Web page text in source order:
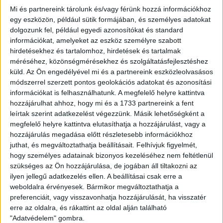
Mi és partnereink tárolunk és/vagy férünk hozzá információkhoz
egy eszközön, például sütik formájában, és személyes adatokat
dolgozunk fel, például egyedi azonosítókat és standard
információkat, amelyeket az eszköz személyre szabott
hirdetésekhez és tartalomhoz, hirdetések és tartalmak
méréséhez, közönségmérésekhez és szolgáltatásfejlesztéshez
küld. Az Ön engedélyével mi és a partnereink eszközleolvasásos
módszerrel szerzett pontos geolokációs adatokat és azonosítási
információkat is felhasználhatunk. A megfelelő helyre kattintva
hozzájárulhat ahhoz, hogy mi és a 1733 partnereink a fent
leírtak szerint adatkezelést végezzünk. Másik lehetőségként a
megfelelő helyre kattintva elutasíthatja a hozzájárulást, vagy a
hozzájárulás megadása előtt részletesebb információkhoz
juthat, és megváltoztathatja beállításait. Felhívjuk figyelmét,
hogy személyes adatainak bizonyos kezeléséhez nem feltétlenül
szükséges az Ön hozzájárulása, de jogában áll tiltakozni az
ilyen jellegű adatkezelés ellen. A beállításai csak erre a
weboldalra érvényesek. Bármikor megváltoztathatja a
preferenciáit, vagy visszavonhatja hozzájárulását, ha visszatér
erre az oldalra, és rákattint az oldal alján található
"Adatvédelem" gombra.
2021. május 25.
Közös nyilatkozatban állnak ki cseh és
szlovák újságírók belarusz kollégáik
mellett
KÖVESS MINKET VAGYLÉPJ VELÜNK
KAPCSOLATBA!
ATLATSZO.HU LEGFRISSEBB
2026. augusztus 7.
Orbán Gáspár Csádban, mérgező anyag
Újpesten és Rákospalotán